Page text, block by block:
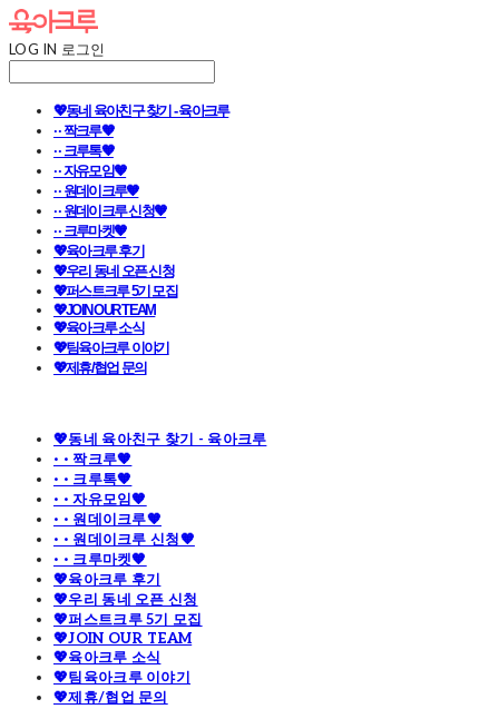
LOG IN 로그인
💖동네 육아친구 찾기 - 육아크루
· · 짝크루🧡
· · 크루톡🧡
· · 자유모임🧡
· · 원데이크루🧡
· · 원데이크루 신청🧡
· · 크루마켓🧡
💖육아크루 후기
💖우리 동네 오픈 신청
💖퍼스트크루 5기 모집
💖JOIN OUR TEAM
💖육아크루 소식
💖팀육아크루 이야기
💖제휴/협업 문의
💖동네 육아친구 찾기 - 육아크루
· · 짝크루🧡
· · 크루톡🧡
· · 자유모임🧡
· · 원데이크루🧡
· · 원데이크루 신청🧡
· · 크루마켓🧡
💖육아크루 후기
💖우리 동네 오픈 신청
💖퍼스트크루 5기 모집
💖JOIN OUR TEAM
💖육아크루 소식
💖팀육아크루 이야기
💖제휴/협업 문의